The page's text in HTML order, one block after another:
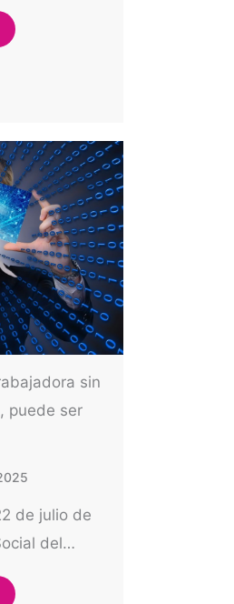
sin
puede ser
de julio de
del…